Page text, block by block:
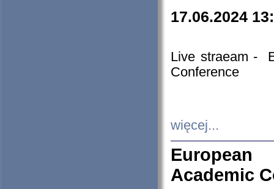
17.06.2024
Live straeam -
Conference
więcej...
European
Academic